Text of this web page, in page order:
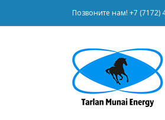
Позвоните нам! +7 (7172)